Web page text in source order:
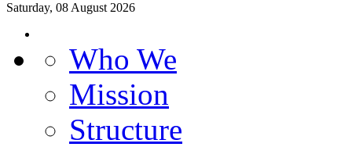
Saturday, 08 August 2026
Who We
Mission
Structure